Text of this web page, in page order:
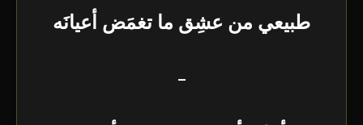
طبيعي من عشِق ما تغمَض أعيانَه
–